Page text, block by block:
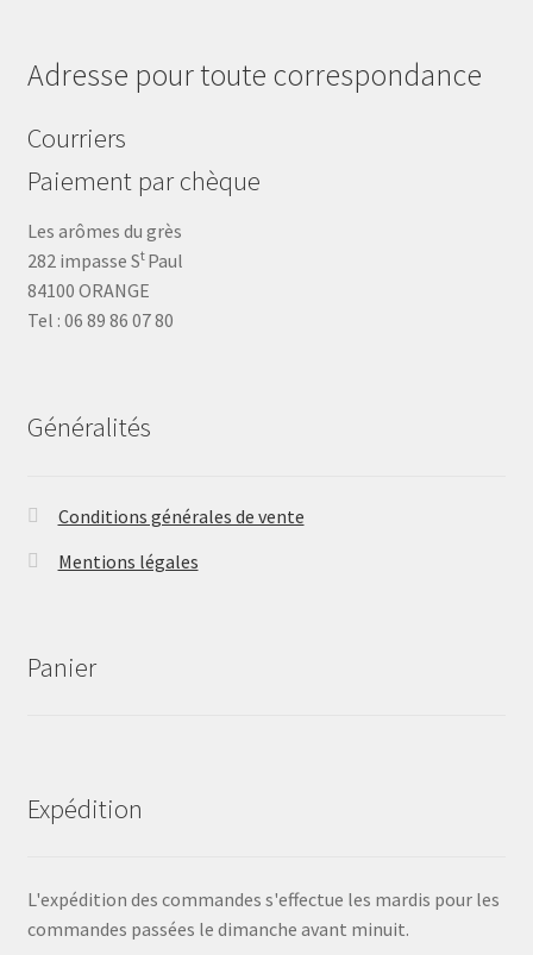
Adresse pour toute correspondance
Courriers
Paiement par chèque
Les arômes du grès
282 impasse St Paul
84100 ORANGE
Tel : 06 89 86 07 80
Généralités
Conditions générales de vente
Mentions légales
Panier
Expédition
L'expédition des commandes s'effectue les mardis pour les
commandes passées le dimanche avant minuit.